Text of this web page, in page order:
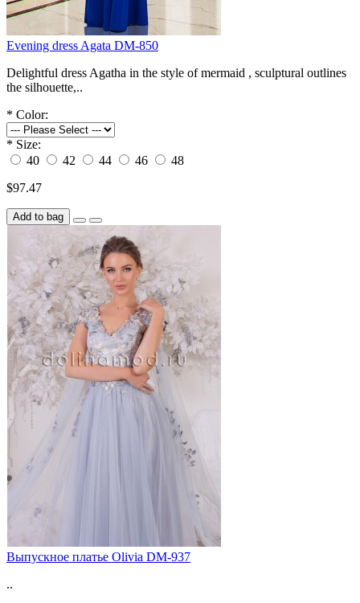
Evening dress Agata DM-850
Delightful dress Agatha in the style of mermaid , sculptural outlines
the silhouette,..
* Color:
* Size:
40
42 44 46
48
$97.47
Add to bag
Выпускное платье Olivia DM-937
..